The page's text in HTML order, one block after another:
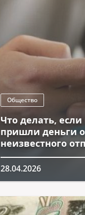
Великолепный
квашеная капуста
14.05.2026
Общество
Что делать, если
пришли деньги
неизвестного
28.04.2026